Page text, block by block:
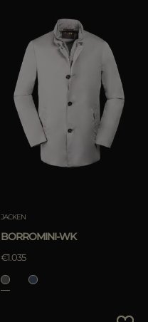
JACKEN
BORROMINI-WK
€1.035